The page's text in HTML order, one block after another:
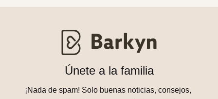
Únete a la familia
¡Nada de spam! Solo buenas noticias, consejos,